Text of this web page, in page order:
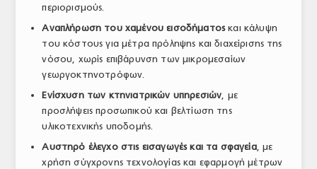
ΑΡΧΕΙΟ ΤΕΥΧΩΝ
ΣΥΝΕΔΡΙΟ ΚΡΕΑΤΟΣ
περιορισμούς.
Αναπλήρωση του χαμένου εισοδήματοςκαι κάλυψη
του κόστους για μέτρα πρόληψης και διαχείρισης της
νόσου, χωρίς επιβάρυνση των μικρομεσαίων
γεωργοκτηνοτρόφων.
Ενίσχυση των κτηνιατρικών υπηρεσιών, με
προσλήψεις προσωπικού και βελτίωση της
υλικοτεχνικής υποδομής.
Αυστηρό έλεγχο στις εισαγωγές και τα σφαγεία, με
χρήση σύγχρονης τεχνολογίας και εφαρμογή μέτρων